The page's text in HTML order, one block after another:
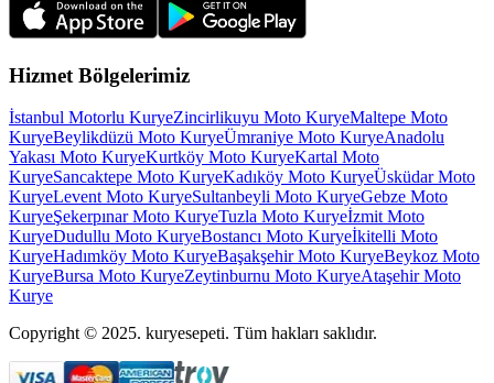
Hizmet Bölgelerimiz
İstanbul Motorlu KuryeZincirlikuyu Moto KuryeMaltepe Moto
KuryeBeylikdüzü Moto KuryeÜmraniye Moto KuryeAnadolu
Yakası Moto KuryeKurtköy Moto KuryeKartal Moto
KuryeSancaktepe Moto KuryeKadıköy Moto KuryeÜsküdar Moto
KuryeLevent Moto KuryeSultanbeyli Moto KuryeGebze Moto
KuryeŞekerpınar Moto KuryeTuzla Moto Kuryeİzmit Moto
KuryeDudullu Moto KuryeBostancı Moto Kuryeİkitelli Moto
KuryeHadımköy Moto KuryeBaşakşehir Moto KuryeBeykoz Moto
KuryeBursa Moto KuryeZeytinburnu Moto KuryeAtaşehir Moto
Kurye
Copyright © 2025. kuryesepeti. Tüm hakları saklıdır.